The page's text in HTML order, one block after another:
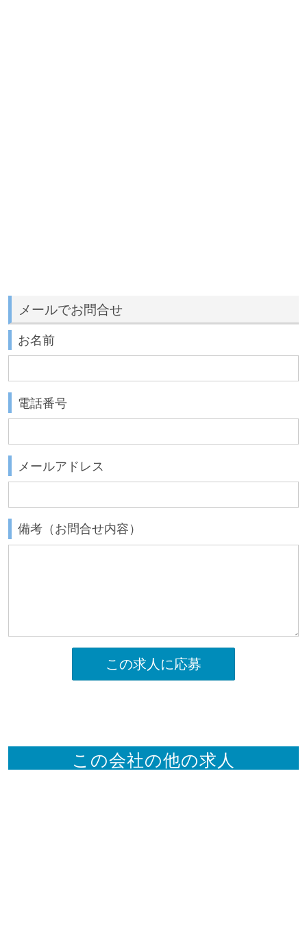
メールでお問合せ
お名前
電話番号
メールアドレス
備考（お問合せ内容）
この求人に応募
この会社の他の求人